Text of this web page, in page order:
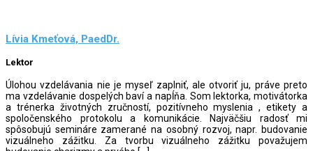
Lívia Kmeťová, PaedDr.
Lektor
Úlohou vzdelávania nie je myseľ zaplniť, ale otvoriť ju, práve preto
ma vzdelávanie dospelých baví a napĺňa. Som lektorka, motivátorka
a trénerka životných zručností, pozitívneho myslenia , etikety a
spoločenského protokolu a komunikácie. Najväčšiu radosť mi
spôsobujú semináre zamerané na osobný rozvoj, napr. budovanie
vizuálneho zážitku. Za tvorbu vizuálneho zážitku považujem